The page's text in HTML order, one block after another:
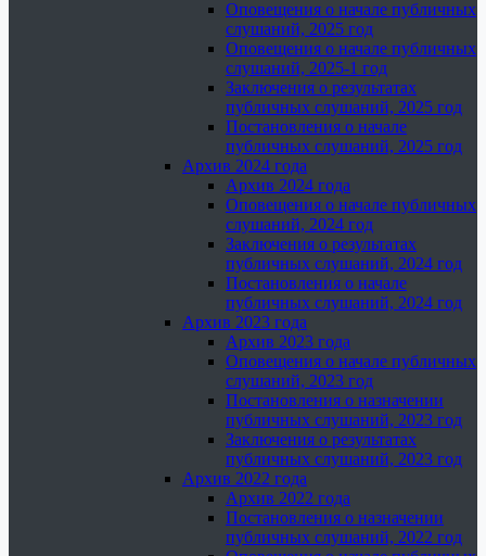
Оповещения о начале публичных
слушаний, 2025 год
Оповещения о начале публичных
слушаний, 2025-1 год
Заключения о результатах
публичных слушаний, 2025 год
Постановления о начале
публичных слушаний, 2025 год
Архив 2024 года
Архив 2024 года
Оповещения о начале публичных
слушаний, 2024 год
Заключения о результатах
публичных слушаний, 2024 год
Постановления о начале
публичных слушаний, 2024 год
Архив 2023 года
Архив 2023 года
Оповещения о начале публичных
слушаний, 2023 год
Постановления о назначении
публичных слушаний, 2023 год
Заключения о результатах
публичных слушаний, 2023 год
Архив 2022 года
Архив 2022 года
Постановления о назначении
публичных слушаний, 2022 год